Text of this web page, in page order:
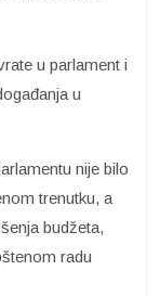
u parlament i
u
nije bilo
trenutku, a
budžeta,
radu